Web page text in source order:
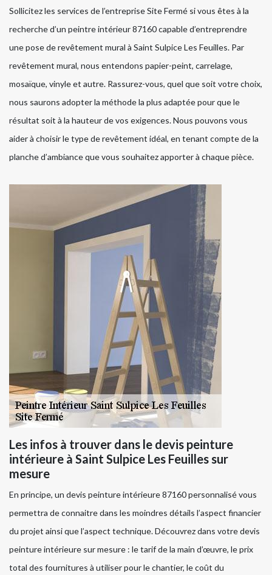
Sollicitez les services de l’entreprise Site Fermé si vous êtes à la
recherche d’un peintre intérieur 87160 capable d’entreprendre
une pose de revêtement mural à Saint Sulpice Les Feuilles. Par
revêtement mural, nous entendons papier-peint, carrelage,
mosaïque, vinyle et autre. Rassurez-vous, quel que soit votre choix,
nous saurons adopter la méthode la plus adaptée pour que le
résultat soit à la hauteur de vos exigences. Nous pouvons vous
aider à choisir le type de revêtement idéal, en tenant compte de la
planche d’ambiance que vous souhaitez apporter à chaque pièce.
Les infos à trouver dans le devis peinture
intérieure à Saint Sulpice Les Feuilles sur
mesure
En principe, un devis peinture intérieure 87160 personnalisé vous
permettra de connaitre dans les moindres détails l’aspect financier
du projet ainsi que l’aspect technique. Découvrez dans votre devis
peinture intérieure sur mesure : le tarif de la main d’œuvre, le prix
total des fournitures à utiliser pour le chantier, le coût du